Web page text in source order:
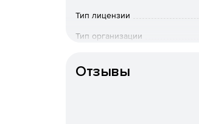
Использование
Система уведомления о
Автоматическая
Тип лицензии
Тип организации
Отзывы